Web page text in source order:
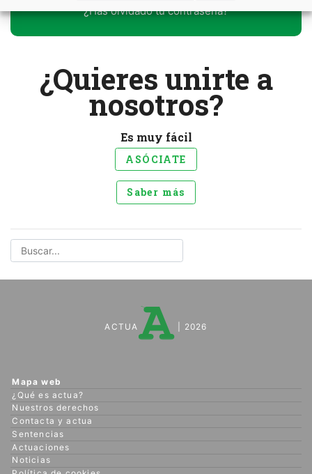
¿Has olvidado tu contraseña?
¿Quieres unirte a
nosotros?
Es muy fácil
ASÓCIATE
Saber más
ACTUA | 2026
Mapa web
¿Qué es actua?
Nuestros derechos
Contacta y actua
Sentencias
Actuaciones
Noticias